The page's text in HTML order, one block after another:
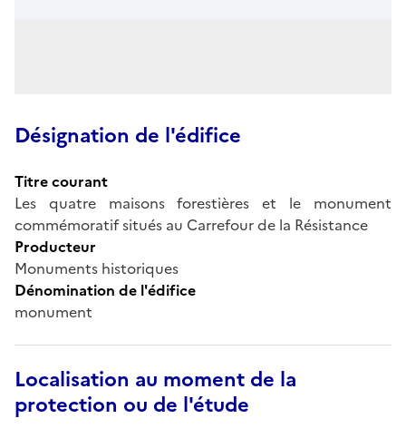
Désignation de l'édifice
Titre courant
Les quatre maisons forestières et le monument
commémoratif situés au Carrefour de la Résistance
Producteur
Monuments historiques
Dénomination de l'édifice
monument
Localisation au moment de la
protection ou de l'étude